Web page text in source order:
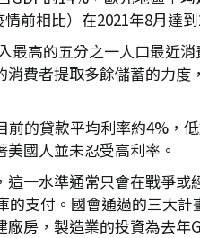
前相比）在2021年8月達到
高的五分之一人口最近
費者提取多餘儲蓄的力
的貸款平均利率約4%，
國人並未忍受高利率。
一水準通常只會在戰爭
支付。國會通過的三大
房，製造業的投資為去